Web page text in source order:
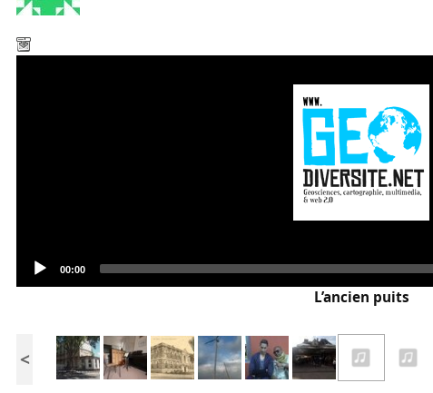
Audio
Player
Current
00:00
L’ancien puits
<